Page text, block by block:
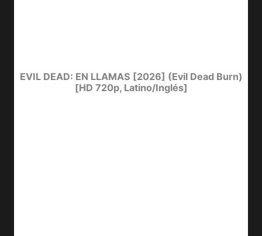
EVIL DEAD: EN LLAMAS [2026] (Evil Dead Burn)
[HD 720p, Latino/Inglés]